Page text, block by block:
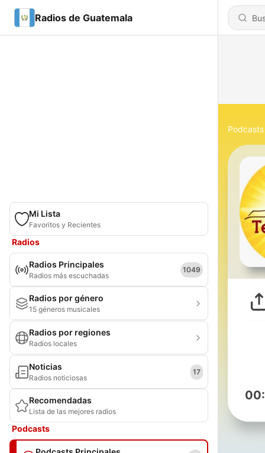
Radios de Guatemala
Mi Lista
Favoritos y Recientes
Radios
Radios Principales
Radios más escuchadas
1049
Radios por género
15 géneros musicales
Radios por regiones
Radios locales
Noticias
Radios noticiosas
17
Recomendadas
Lista de las mejores radios
Podcasts
Podcasts